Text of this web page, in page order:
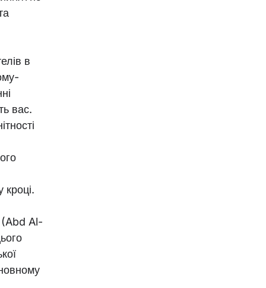
в
вас.
кроці.
(Abd Al-